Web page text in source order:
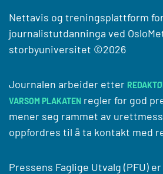
Nettavis og treningsplattform
journalistutdanninga ved
storbyuniversitet ©2026
Journalen arbeider etter
VARSOM PLAKATEN regler for god
mener seg rammet av
oppfordres til å ta kontakt med
Pressens Faglige Utvalg (PFU)